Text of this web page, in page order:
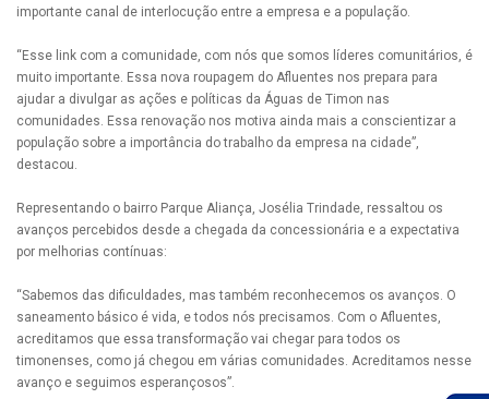
importante canal de interlocução entre a empresa e a população.
“Esse link com a comunidade, com nós que somos líderes comunitários, é
muito importante. Essa nova roupagem do Afluentes nos prepara para
ajudar a divulgar as ações e políticas da Águas de Timon nas
comunidades. Essa renovação nos motiva ainda mais a conscientizar a
população sobre a importância do trabalho da empresa na cidade”,
destacou.
Representando o bairro Parque Aliança, Josélia Trindade, ressaltou os
avanços percebidos desde a chegada da concessionária e a expectativa
por melhorias contínuas:
“Sabemos das dificuldades, mas também reconhecemos os avanços. O
saneamento básico é vida, e todos nós precisamos. Com o Afluentes,
acreditamos que essa transformação vai chegar para todos os
timonenses, como já chegou em várias comunidades. Acreditamos nesse
avanço e seguimos esperançosos”.